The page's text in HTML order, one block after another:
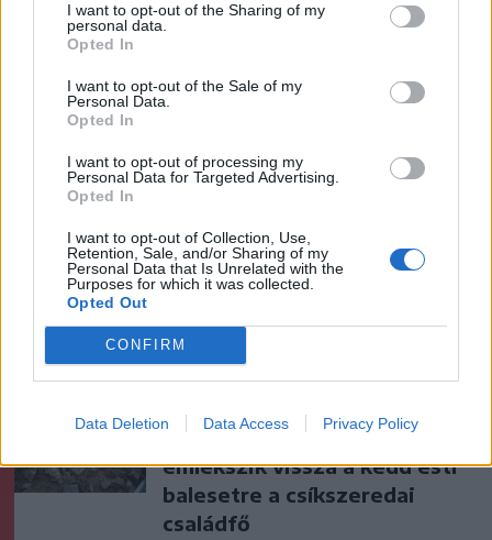
I want to opt-out of the Sharing of my
personal data.
Opted In
I want to opt-out of the Sale of my
Personal Data.
Opted In
I want to opt-out of processing my
Personal Data for Targeted Advertising.
Opted In
I want to opt-out of Collection, Use,
Retention, Sale, and/or Sharing of my
Personal Data that Is Unrelated with the
Purposes for which it was collected.
Opted Out
CONFIRM
Data Deletion Data Access Privacy Policy
szóljon hozzá!
Ezek is érdekelhetik
Székelyhon
Hetek óta először csökkent
„Óriási csattanás volt” – így
emlékszik vissza a kedd esti
balesetre a csíkszeredai
családfő